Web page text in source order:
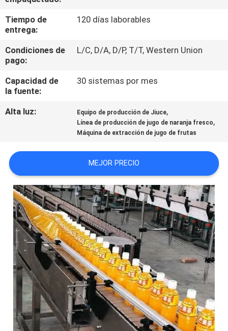
POR
LA
FÁBRICA
CONTROL
DE
CONTACTA
CON
NOSOTROS
SOLICITAR
UNA CITA
MAPA
DEL
SITIO
Tiempo de
entrega:
120 días laborables
Condiciones de
pago:
L/C, D/A, D/P, T/T, Western Union
Capacidad de
la fuente:
30 sistemas por mes
Alta luz: Equipo de producción de Jiuce,
Línea de producción de jugo de naranja fresco,
Máquina de extracción de jugo de frutas
MEJOR PRECIO